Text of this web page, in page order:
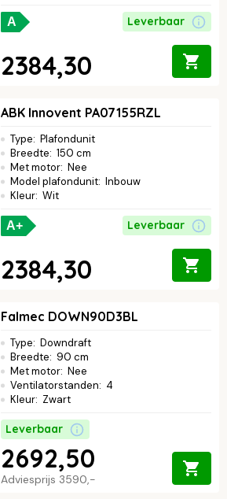
A Leverbaar
2384,30
ABK Innovent PA07155RZL
Type: Plafondunit
Breedte: 150 cm
Met motor: Nee
Model plafondunit: Inbouw
Kleur: Wit
A+ Leverbaar
2384,30
Falmec DOWN90D3BL
Type: Downdraft
Breedte: 90 cm
Met motor: Nee
Ventilatorstanden: 4
Kleur: Zwart
Leverbaar
Adviesprijs 3590,-
2692,50